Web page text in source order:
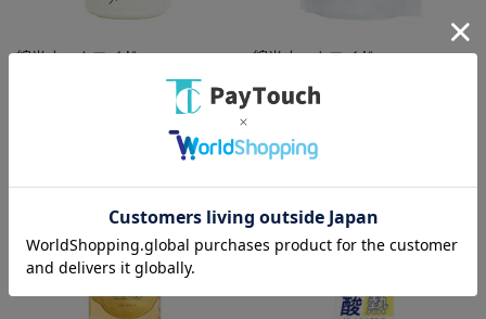
綿半ホームエイド
スピカココ トリートメントシャ
綿半ホームエイド
スピカココ トリートメントシャ
￥3,058